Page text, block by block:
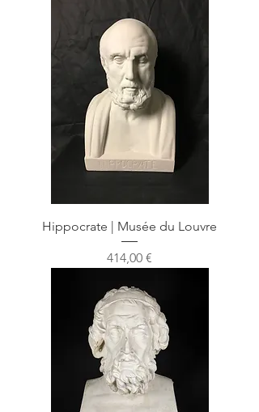
Hippocrate | Musée du Louvre
Prix
414,00 €